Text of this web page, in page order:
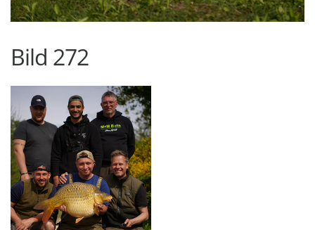
Bild 272